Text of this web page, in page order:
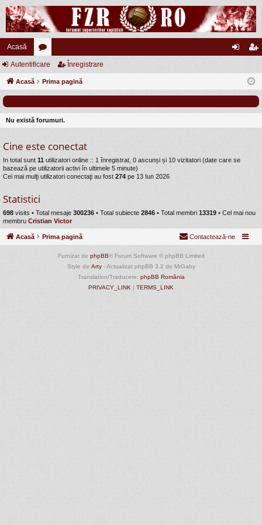
Acasă
or
u
uri
eg
Autentificare Înregistrare
Acasă Prima pagină
Nu există forumuri.
Cine este conectat
In total sunt 11 utilizatori online :: 1 înregistrat, 0 ascunși și 10 vizitatori (date care se
bazează pe utilizatorii activi în ultimele 5 minute)
Cei mai mulţi utilizatori conectaţi au fost 274 pe 13 Iun 2026
Statistici
698 visits • Total mesaje 300236 • Total subiecte 2846 • Total membri 13319 • Cel mai nou
membru Cristian Victor
Acasă Prima pagină Contactează-ne
Furnizat de phpBB® Forum Software © phpBB Limited
Style de Arty- Actualizat phpBB 3.2 de MrGaby
Translation/Traducere: phpBB România
PRIVACY_LINK | TERMS_LINK